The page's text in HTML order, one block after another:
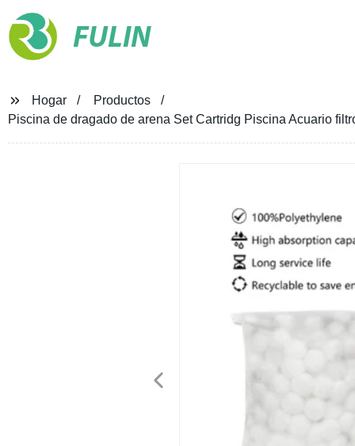
FULIN
Hogar
Productos
Piscina de dragado de arena Set Cartridg Piscina Acuario